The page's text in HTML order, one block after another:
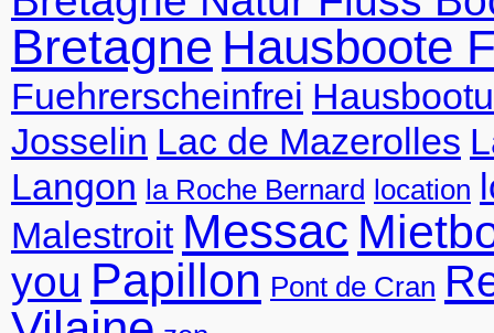
Bretagne Hausboote
Fuehrerscheinfrei
Josselin Lac de Mazerolles
Langon
la Roche Bernard location
Malestroit Messac
you Papillon Pont de Cran